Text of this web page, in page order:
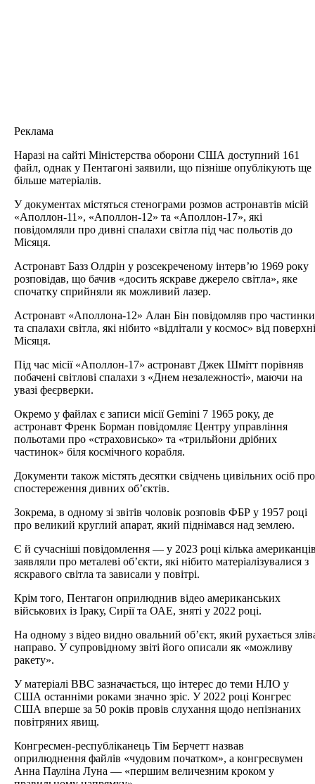
Реклама
Наразі на сайті Міністерства оборони США доступний 161
файл, однак у Пентагоні заявили, що пізніше опублікують ще
більше матеріалів.
У документах містяться стенограми розмов астронавтів місій
«Аполлон-11», «Аполлон-12» та «Аполлон-17», які
повідомляли про дивні спалахи світла під час польотів до
Місяця.
Астронавт Базз Олдрін у розсекреченому інтерв’ю 1969 року
розповідав, що бачив «досить яскраве джерело світла», яке
спочатку сприйняли як можливий лазер.
Астронавт «Аполлона-12» Алан Бін повідомляв про частинки
та спалахи світла, які нібито «відлітали у космос» від поверхні
Місяця.
Під час місії «Аполлон-17» астронавт Джек Шмітт порівняв
побачені світлові спалахи з «Днем незалежності», маючи на
увазі феєрверки.
Окремо у файлах є записи місії Gemini 7 1965 року, де
астронавт Френк Борман повідомляє Центру управління
польотами про «страховисько» та «трильйони дрібних
частинок» біля космічного корабля.
Документи також містять десятки свідчень цивільних осіб про
спостереження дивних об’єктів.
Зокрема, в одному зі звітів чоловік розповів ФБР у 1957 році
про великий круглий апарат, який піднімався над землею.
Є й сучасніші повідомлення — у 2023 році кілька
заявляли про металеві об’єкти, які нібито матеріалізувалися з
яскравого світла та зависали у повітрі.
Крім того, Пентагон оприлюднив відео американських
військових із Іраку, Сирії та ОАЕ, зняті у 2022 році.
На одному з відео видно овальний об’єкт, який рухається
направо. У супровідному звіті його описали як «можливу
ракету».
У матеріалі BBC зазначається, що інтерес до теми НЛО у
США останніми роками значно зріс. У 2022 році Конгрес
США вперше за 50 років провів слухання щодо непізнаних
повітряних явищ.
Конгресмен-республіканець Тім Берчетт назвав
оприлюднення файлів «чудовим початком», а конгресвумен
Анна Пауліна Луна — «першим величезним кроком у